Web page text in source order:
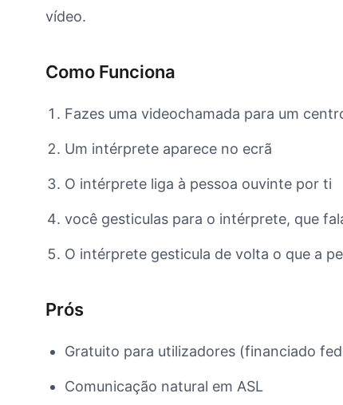
vídeo.
Como Funciona
Fazes uma videochamada para um
Um intérprete aparece no ecrã
O intérprete liga à pessoa ouvinte por ti
você gesticulas para o intérprete, que
O intérprete gesticula de volta o que a
Prós
Gratuito para utilizadores (financiado
Comunicação natural em ASL